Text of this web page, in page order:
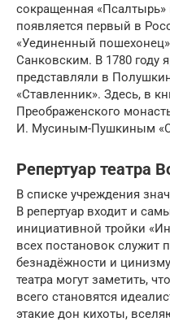
сокращенная «Псалтырь»
появляется первый в
«Уединенный
Санковским. В 1780 году
представляли в
«Ставленник». Здесь, в
Преображенского
И. Мусиным-Пушкиным
Репертуар театра
В списке учреждения
В репертуар входит и
инициативной тройки
всех постановок служит
безнадёжности и
театра могут заметить,
всего становятся
этакие дон кихоты,